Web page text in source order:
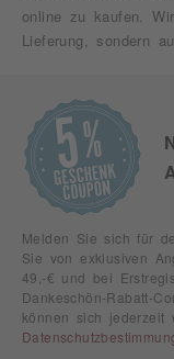
online zu kaufen.
Lieferung, sondern
Melden Sie sich für
Sie von exklusiven
49,-€ und bei
Dankeschön-Rabatt-
können sich jederzeit